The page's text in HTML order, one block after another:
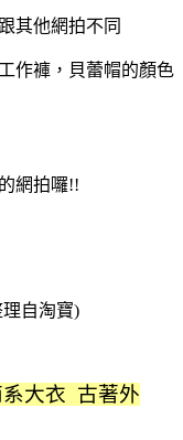
其他網拍不同
作褲，貝蕾帽的顏色
網拍囉!!
自淘寶)
大衣 古著外